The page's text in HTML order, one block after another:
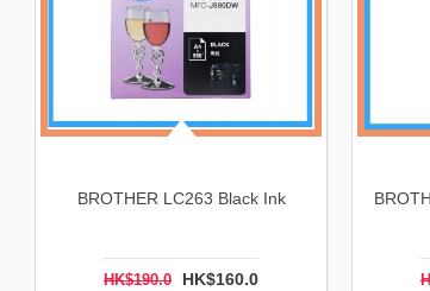
頭 (高用量)
HK$200.0 HK$138.0